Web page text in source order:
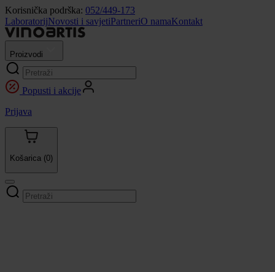
Korisnička podrška: 052/449-173
LaboratorijNovosti i savjetiPartneriO namaKontakt
Proizvodi
Popusti i akcije
Prijava
Košarica (0)